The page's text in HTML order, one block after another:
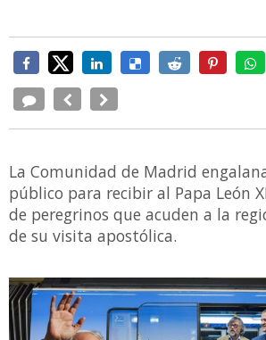
La Comunidad de Madrid
público para recibir al Papa León
de peregrinos que acuden a la
de su visita apostólica.